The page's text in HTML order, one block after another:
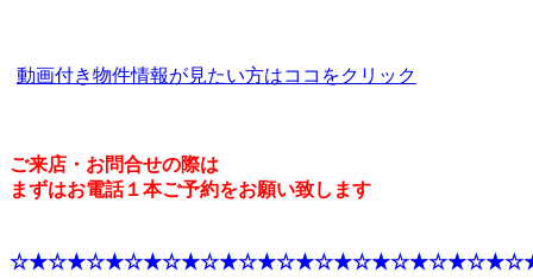
動画付き物件情報が見たい方はココをクリック
ご来店・お問合せの際は
まずはお電話１本ご予約をお願い致します